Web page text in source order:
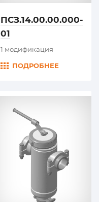
ПСЗ.14.00.00.000-
01
1 модификация
ПОДРОБНЕЕ